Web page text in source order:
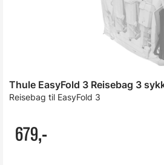
Thule EasyFold 3 Reisebag 3
Reisebag til EasyFold 3
679,-